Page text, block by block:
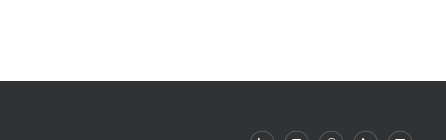
ينكدين يوتيوب واتساب هاتف
بريد